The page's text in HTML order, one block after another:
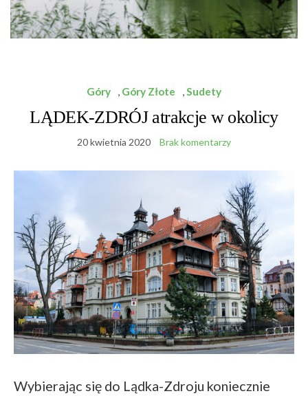
Góry , Góry Złote ,Sudety
LĄDEK-ZDRÓJ atrakcje w okolicy
20 kwietnia 2020 Brak komentarzy
Wybierając się do Lądka-Zdroju koniecznie